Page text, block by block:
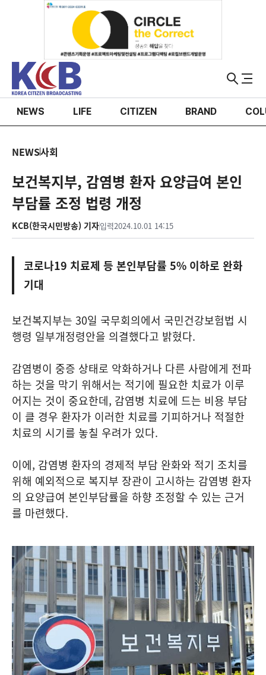
NEWS LIFE CITIZEN BRAND
NEWS사회
보건복지부, 감염병 환자 요양급여 본인
부담률 조정 법령 개정
KCB(한국시민방송) 기자입력2024.10.01 14:15
코로나19 치료제 등 본인부담률 5% 이하로 완화
기대
보건복지부는 30일 국무회의에서 국민건강보험법 시
행령 일부개정령안을 의결했다고 밝혔다.
감염병이 중증 상태로 악화하거나 다른 사람에게 전파
하는 것을 막기 위해서는 적기에 필요한 치료가 이루
어지는 것이 중요한데, 감염병 치료에 드는 비용 부담
이 클 경우 환자가 이러한 치료를 기피하거나 적절한
치료의 시기를 놓칠 우려가 있다.
이에, 감염병 환자의 경제적 부담 완화와 적기 조치를
위해 예외적으로 복지부 장관이 고시하는 감염병 환자
의 요양급여 본인부담률을 하향 조정할 수 있는 근거
를 마련했다.